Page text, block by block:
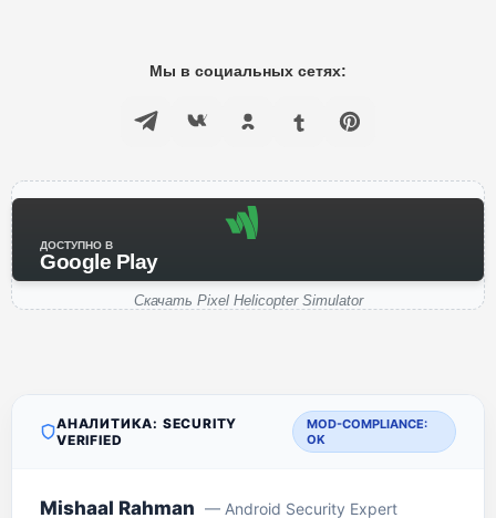
Мы в социальных сетях:
ДОСТУПНО В
Google Play
Скачать Pixel Helicopter Simulator
АНАЛИТИКА: SECURITY
VERIFIED
MOD-COMPLIANCE:
OK
Mishaal Rahman — Android Security Expert